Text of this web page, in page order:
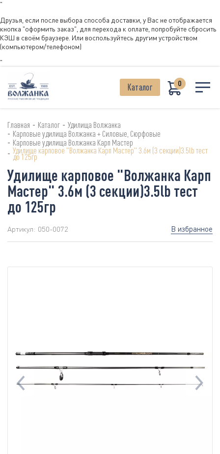
"
Друзья, если после выбора способа доставки, у Вас не отображается
кнопка "оформить заказ", для перехода к оплате, попробуйте сбросить
КЭШ в своём браузере. Или воспользуйтесь другим устройством
(компьютером/телефоном)
"
Каталог 0
Главная - Каталог - Удилища Волжанка
- Карповые удилища Волжанка + Силовые, Сюрфовые
- Карповые удилища Волжанка Карп Мастер
- Удилище карповое "Волжанка Карп Мастер" 3.6м (3 секции)3.5lb тест
до 125гр
Удилище карповое "Волжанка Карп
Мастер" 3.6м (3 секции)3.5lb тест
до 125гр
Артикул: 050-0072 В избранное